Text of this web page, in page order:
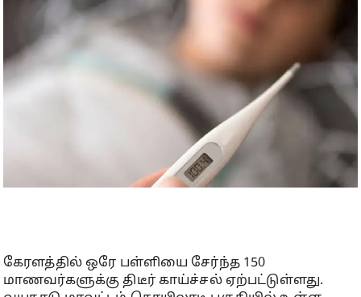
கேரளத்தில் ஒரே பள்ளியை சேர்ந்த 150
மாணவர்களுக்கு திடீர் காய்ச்சல் ஏற்பட்டுள்ளது.